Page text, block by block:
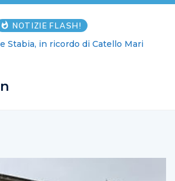
NOTIZIE FLASH!
Stabia, in ricordo di Catello Mari